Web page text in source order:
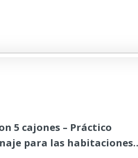
5 cajones – Práctico
para las habitaciones